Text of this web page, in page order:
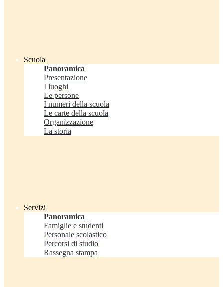
Scuola
Panoramica
Presentazione
I luoghi
Le persone
I numeri della scuola
Le carte della scuola
Organizzazione
La storia
Servizi
Panoramica
Famiglie e studenti
Personale scolastico
Percorsi di studio
Rassegna stampa